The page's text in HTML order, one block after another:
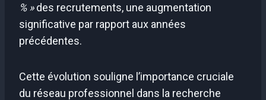
% »des recrutements, une augmentation
significative par rapport aux années
précédentes.
Cette évolution souligne l’importance cruciale
du réseau professionnel dans la recherche